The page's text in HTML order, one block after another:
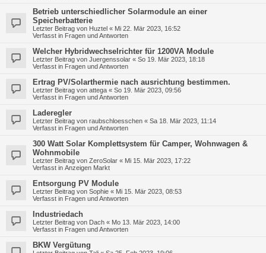
Betrieb unterschiedlicher Solarmodule an einer
Speicherbatterie
Letzter Beitrag von Huztel « Mi 22. Mär 2023, 16:52
Verfasst in Fragen und Antworten
Welcher Hybridwechselrichter für 1200VA Module
Letzter Beitrag von Juergenssolar « So 19. Mär 2023, 18:18
Verfasst in Fragen und Antworten
Ertrag PV/Solarthermie nach ausrichtung bestimmen.
Letzter Beitrag von attega « So 19. Mär 2023, 09:56
Verfasst in Fragen und Antworten
Laderegler
Letzter Beitrag von raubschloesschen « Sa 18. Mär 2023, 11:14
Verfasst in Fragen und Antworten
300 Watt Solar Komplettsystem für Camper, Wohnwagen &
Wohnmobile
Letzter Beitrag von ZeroSolar « Mi 15. Mär 2023, 17:22
Verfasst in Anzeigen Markt
Entsorgung PV Module
Letzter Beitrag von Sophie « Mi 15. Mär 2023, 08:53
Verfasst in Fragen und Antworten
Industriedach
Letzter Beitrag von Dach « Mo 13. Mär 2023, 14:00
Verfasst in Fragen und Antworten
BKW Vergütung